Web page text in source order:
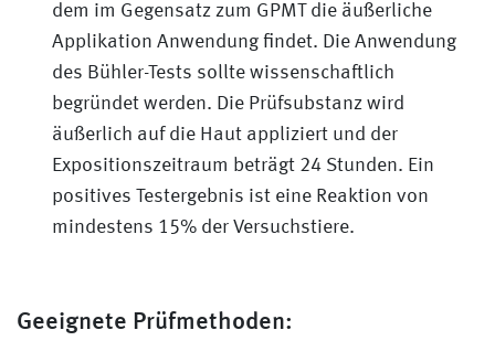
dem im Gegensatz zum GPMT die äußerliche
Applikation Anwendung findet. Die Anwendung
des Bühler-Tests sollte wissenschaftlich
begründet werden. Die Prüfsubstanz wird
äußerlich auf die Haut appliziert und der
Expositionszeitraum beträgt 24 Stunden. Ein
positives Testergebnis ist eine Reaktion von
mindestens 15% der Versuchstiere.
Geeignete Prüfmethoden: